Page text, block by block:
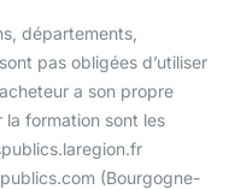
départements,
pas obligées d’utiliser
a son propre
formation sont les
(Bourgogne-